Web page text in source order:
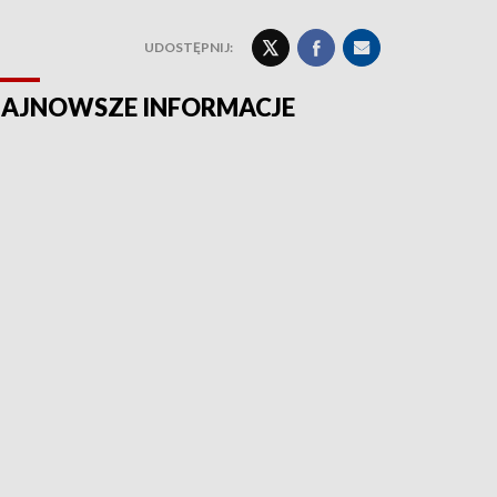
UDOSTĘPNIJ:
INFORMACJE